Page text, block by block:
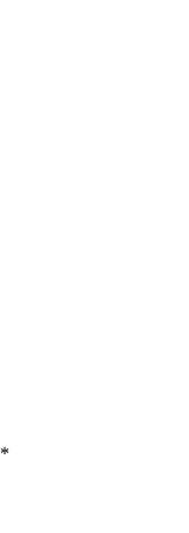
*